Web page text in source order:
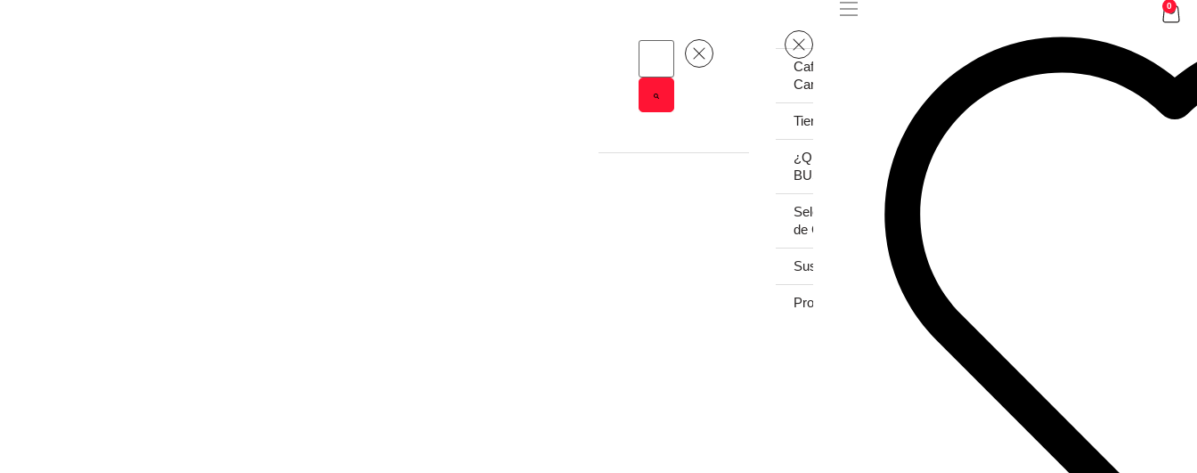
Cafés
Camali
Tienda
¿QUÉ
BUSCAS?
Selección
de Café
Suscripción
Promociones
0